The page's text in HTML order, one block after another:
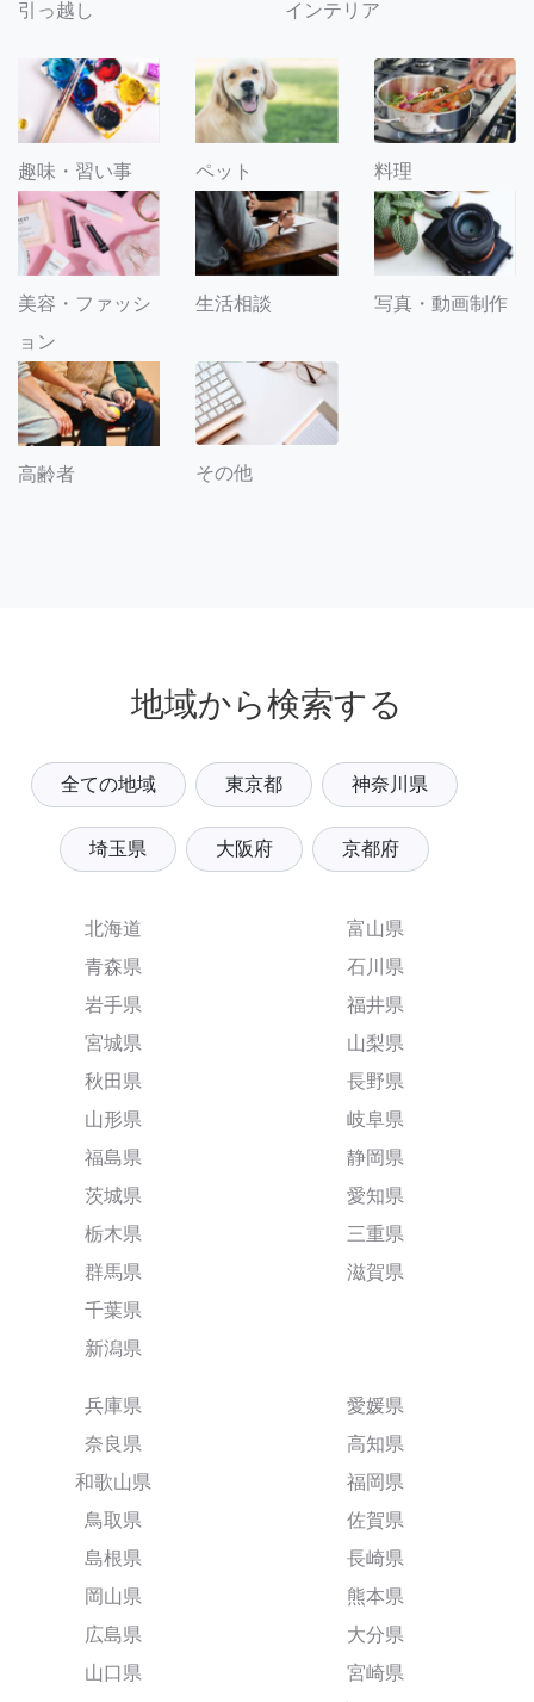
引っ越し インテリア
趣味・習い事 ペット 料理
美容・ファッシ
ョン
生活相談 写真・動画制作
高齢者 その他
地域から検索する
全ての地域 東京都 神奈川県
埼玉県 大阪府 京都府
北海道
青森県
岩手県
宮城県
秋田県
山形県
福島県
茨城県
栃木県
群馬県
千葉県
新潟県
富山県
石川県
福井県
山梨県
長野県
岐阜県
静岡県
愛知県
三重県
滋賀県
兵庫県
奈良県
和歌山県
鳥取県
島根県
岡山県
広島県
山口県
愛媛県
高知県
福岡県
佐賀県
長崎県
熊本県
大分県
宮崎県